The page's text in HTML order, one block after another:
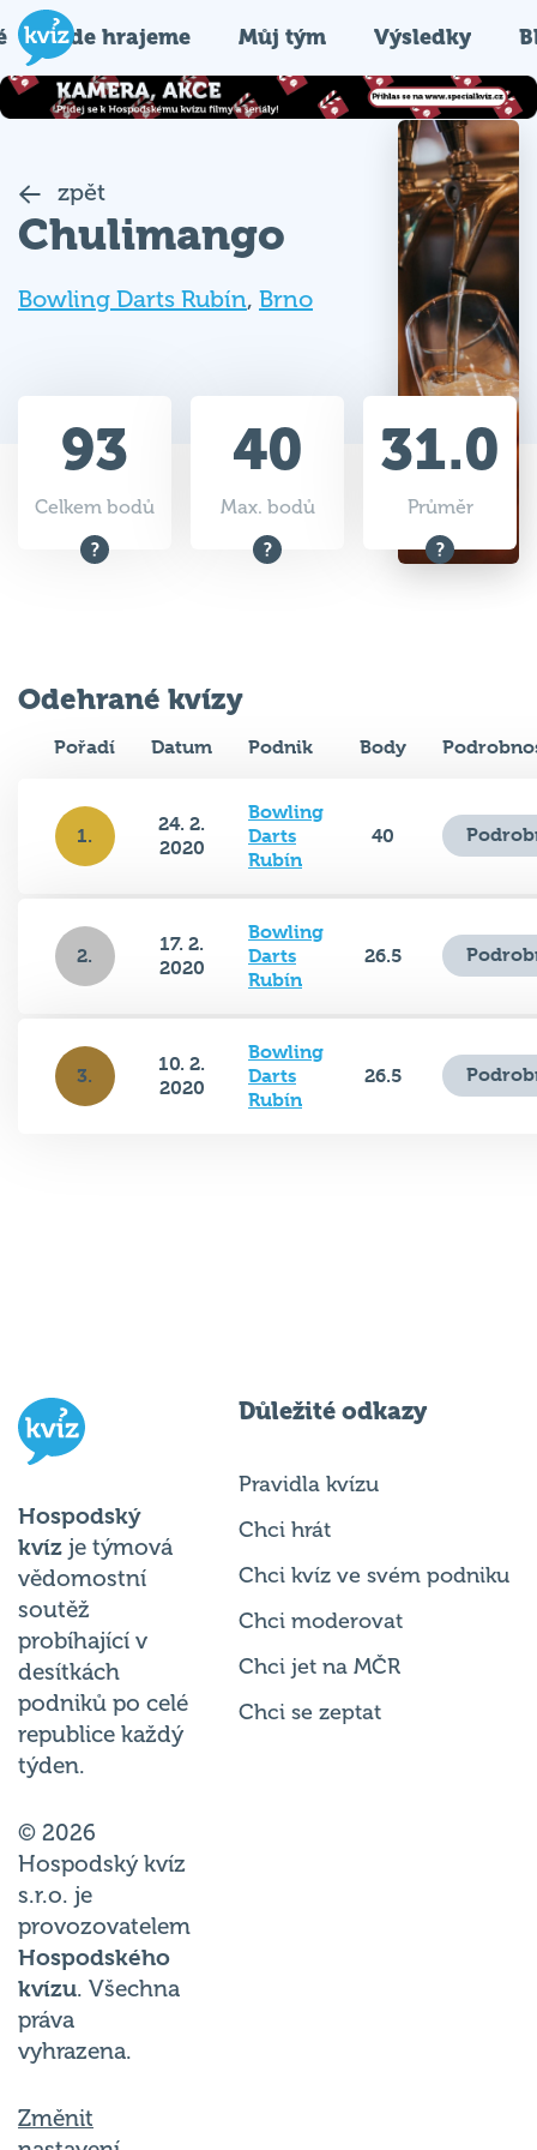
Kde hrajeme Můj tým Výsledky
zpět
Chulimango
Bowling Darts Rubín, Brno
93
Celkem bodů
40
Max. bodů
31.0
Průměr
Odehrané kvízy
Pořadí Datum Podnik Body
1.
24. 2.
2020
Bowling
Darts
Rubín
40
2.
17. 2.
2020
Bowling
Darts
Rubín
26.5
3.
10. 2.
2020
Bowling
Darts
Rubín
26.5
Hospodský
kvíz je týmová
vědomostní
soutěž
probíhající v
desítkách
podniků po celé
republice každý
týden.
© 2026
Hospodský kvíz
s.r.o. je
provozovatelem
Hospodského
kvízu. Všechna
práva
vyhrazena.
Změnit
Důležité odkazy
Pravidla kvízu
Chci hrát
Chci kvíz ve svém podniku
Chci moderovat
Chci jet na MČR
Chci se zeptat